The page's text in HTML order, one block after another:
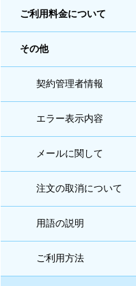
ご利用料金について
その他
契約管理者情報
エラー表示内容
メールに関して
注文の取消について
用語の説明
ご利用方法